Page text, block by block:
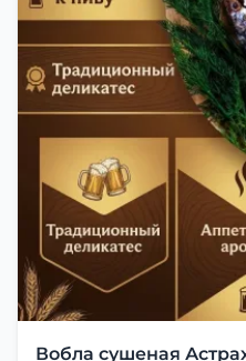
Вобла сушеная